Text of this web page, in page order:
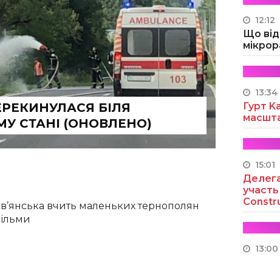
БІЛЯ
СТАНІ (ОНОВЛЕНО)
вчить маленьких тернополян
12:12
Що
13:34
Гурт
15:01
13:00